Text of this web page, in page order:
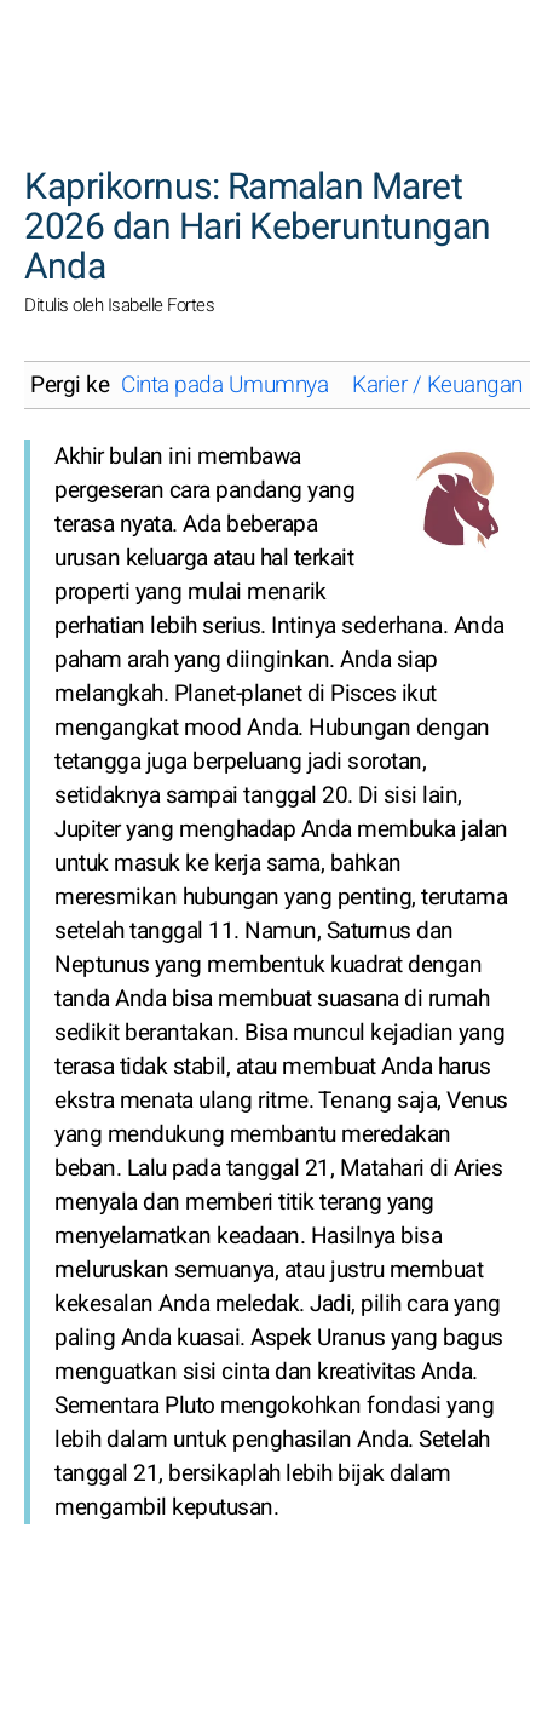
Kaprikornus: Ramalan Maret
2026 dan Hari Keberuntungan
Anda
Ditulis oleh Isabelle Fortes
Pergi ke Cinta pada Umumnya Karier / Keuangan
Akhir bulan ini membawa
pergeseran cara pandang yang
terasa nyata. Ada beberapa
urusan keluarga atau hal terkait
properti yang mulai menarik
perhatian lebih serius. Intinya sederhana. Anda
paham arah yang diinginkan. Anda siap
melangkah. Planet-planet di Pisces ikut
mengangkat mood Anda. Hubungan dengan
tetangga juga berpeluang jadi sorotan,
setidaknya sampai tanggal 20. Di sisi lain,
Jupiter yang menghadap Anda membuka jalan
untuk masuk ke kerja sama, bahkan
meresmikan hubungan yang penting, terutama
setelah tanggal 11. Namun, Saturnus dan
Neptunus yang membentuk kuadrat dengan
tanda Anda bisa membuat suasana di rumah
sedikit berantakan. Bisa muncul kejadian yang
terasa tidak stabil, atau membuat Anda harus
ekstra menata ulang ritme. Tenang saja, Venus
yang mendukung membantu meredakan
beban. Lalu pada tanggal 21, Matahari di Aries
menyala dan memberi titik terang yang
menyelamatkan keadaan. Hasilnya bisa
meluruskan semuanya, atau justru membuat
kekesalan Anda meledak. Jadi, pilih cara yang
paling Anda kuasai. Aspek Uranus yang bagus
menguatkan sisi cinta dan kreativitas Anda.
Sementara Pluto mengokohkan fondasi yang
lebih dalam untuk penghasilan Anda. Setelah
tanggal 21, bersikaplah lebih bijak dalam
mengambil keputusan.